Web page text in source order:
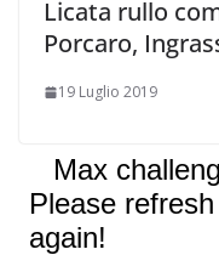
Licata rullo
Porcaro,
19 Luglio 2019